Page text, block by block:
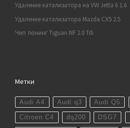
Удаление катализатора на VW Jetta 6 1.6
Удаление катализатора Mazda CX5 2.5
Чип тюнинг Tiguan NF 2.0 Tdi
Метки
Audi A4 Audi q3 Audi Q5
Citroen C4 dq200 DSG7